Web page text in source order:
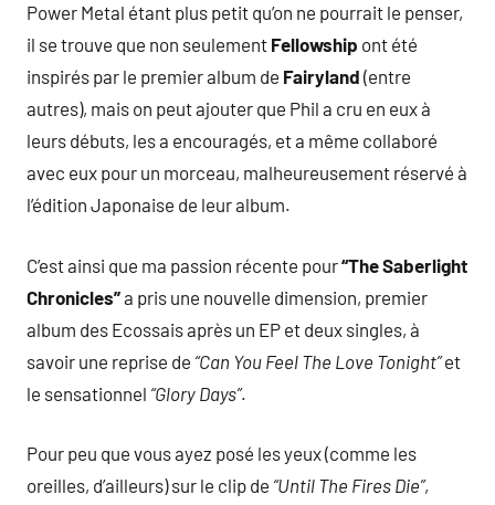
Power Metal étant plus petit qu’on ne pourrait le penser,
il se trouve que non seulement Fellowship ont été
inspirés par le premier album de Fairyland (entre
autres), mais on peut ajouter que Phil a cru en eux à
leurs débuts, les a encouragés, et a même collaboré
avec eux pour un morceau, malheureusement réservé à
l’édition Japonaise de leur album.
C’est ainsi que ma passion récente pour“The Saberlight
Chronicles”a pris une nouvelle dimension, premier
album des Ecossais après un EP et deux singles, à
savoir une reprise de “Can You Feel The Love Tonight”et
le sensationnel “Glory Days”.
Pour peu que vous ayez posé les yeux (comme les
oreilles, d’ailleurs) sur le clip de “Until The Fires Die”,